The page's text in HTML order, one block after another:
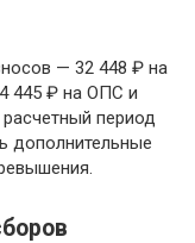
— 32 448 ₽ на
445 ₽ на ОПС и
период
дополнительные